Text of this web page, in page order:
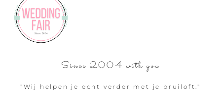
Since 2004 with you
"Wij helpen je echt verder met je bruiloft."